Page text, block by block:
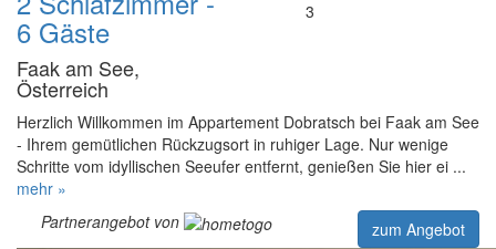
6 Gäste
Faak am See,
Österreich
3
Herzlich Willkommen im Appartement Dobratsch bei Faak am See
- Ihrem gemütlichen Rückzugsort in ruhiger Lage. Nur wenige
Schritte vom idyllischen Seeufer entfernt, genießen Sie hier ei ...
mehr »
Partnerangebot von
zum Angebot